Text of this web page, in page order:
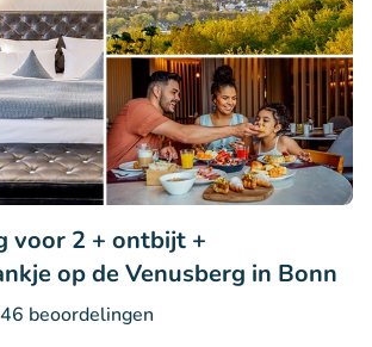
voor 2 + ontbijt +
op de Venusberg in Bonn
beoordelingen